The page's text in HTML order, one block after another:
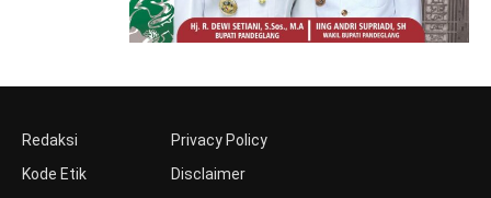
Redaksi
Kode Etik
Privacy Policy
Disclaimer